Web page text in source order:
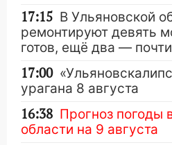
17:15 В Ульяновской
ремонтируют девять
готов, ещё два —
17:00
урагана 8 августа
16:38 Прогноз погоды
области на 9 августа